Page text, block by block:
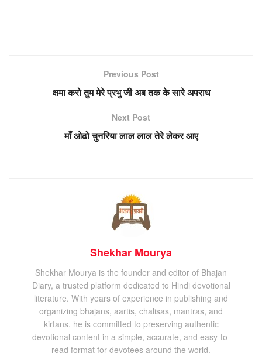
Previous Post
क्षमा करो तुम मेरे प्रभु जी अब तक के सारे अपराध
Next Post
माँ ओढो चुनरिया लाल लाल तेरे लेकर आए
Shekhar Mourya
Shekhar Mourya is the founder and editor of Bhajan
Diary, a trusted platform dedicated to Hindi devotional
literature. With years of experience in publishing and
organizing bhajans, aartis, chalisas, mantras, and
kirtans, he is committed to preserving authentic
devotional content in a simple, accurate, and easy-to-
read format for devotees around the world.